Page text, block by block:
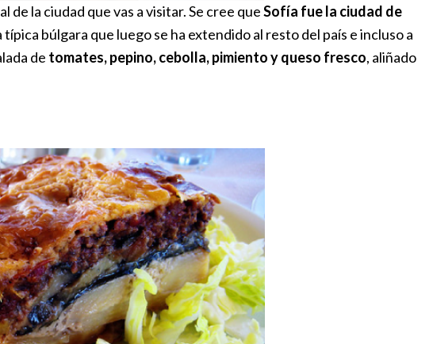
de la ciudad que vas a visitar. Se cree queSofía fue la ciudad de
típica búlgara que luego se ha extendido al resto del país e incluso a
de tomates, pepino, cebolla, pimiento y queso fresco, aliñado